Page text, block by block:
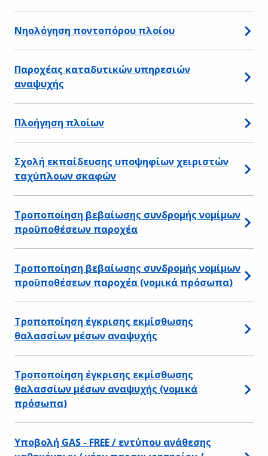
Νηολόγηση ποντοπόρου πλοίου
Παροχέας καταδυτικών υπηρεσιών
αναψυχής
Πλοήγηση πλοίων
Σχολή εκπαίδευσης υποψηφίων χειριστών
ταχύπλοων σκαφών
Τροποποίηση βεβαίωσης συνδρομής νομίμων
προϋποθέσεων παροχέα
Τροποποίηση βεβαίωσης συνδρομής νομίμων
προϋποθέσεων παροχέα (νομικά πρόσωπα)
Τροποποίηση έγκρισης εκμίσθωσης
θαλασσίων μέσων αναψυχής
Τροποποίηση έγκρισης εκμίσθωσης
θαλασσίων μέσων αναψυχής (νομικά
πρόσωπα)
Υποβολή GAS - FREE / εντύπου ανάθεσης